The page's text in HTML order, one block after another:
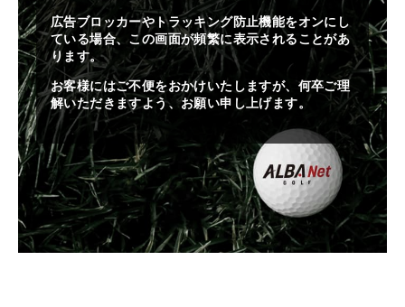
広告ブロッカーやトラッキング防止機能をオンにし
ている場合、この画面が頻繁に表示されることがあ
ります。
お客様にはご不便をおかけいたしますが、何卒ご理
解いただきますよう、お願い申し上げます。